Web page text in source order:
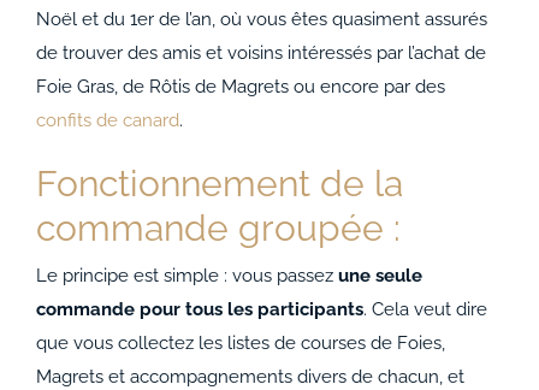
Noël et du 1er de l’an, où vous êtes quasiment assurés
de trouver des amis et voisins intéressés par l’achat de
Foie Gras, de Rôtis de Magrets ou encore par des
confits de canard.
Fonctionnement de la
commande groupée :
Le principe est simple : vous passez une seule
commande pour tous les participants. Cela veut dire
que vous collectez les listes de courses de Foies,
Magrets et accompagnements divers de chacun, et